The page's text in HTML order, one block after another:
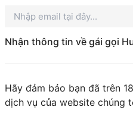
Nhận thông tin về gái gọi
Hãy đảm bảo bạn đã trên
dịch vụ của website chúng